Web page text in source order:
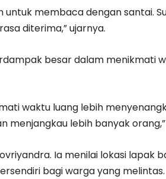
untuk membaca dengan santai.
diterima,” ujarnya.
besar dalam menikmati
waktu luang lebih
menjangkau lebih banyak
Ia menilai lokasi lapak
bagi warga yang melintas.